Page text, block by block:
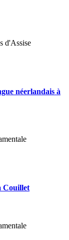
d'Assise
néerlandais à
Couillet